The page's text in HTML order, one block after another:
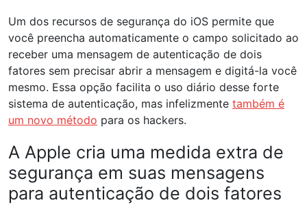
Um dos recursos de segurança do iOS permite que
você preencha automaticamente o campo solicitado ao
receber uma mensagem de autenticação de dois
fatores sem precisar abrir a mensagem e digitá-la você
mesmo. Essa opção facilita o uso diário desse forte
sistema de autenticação, mas infelizmente também é
um novo método para os hackers.
A Apple cria uma medida extra de
segurança em suas mensagens
para autenticação de dois fatores